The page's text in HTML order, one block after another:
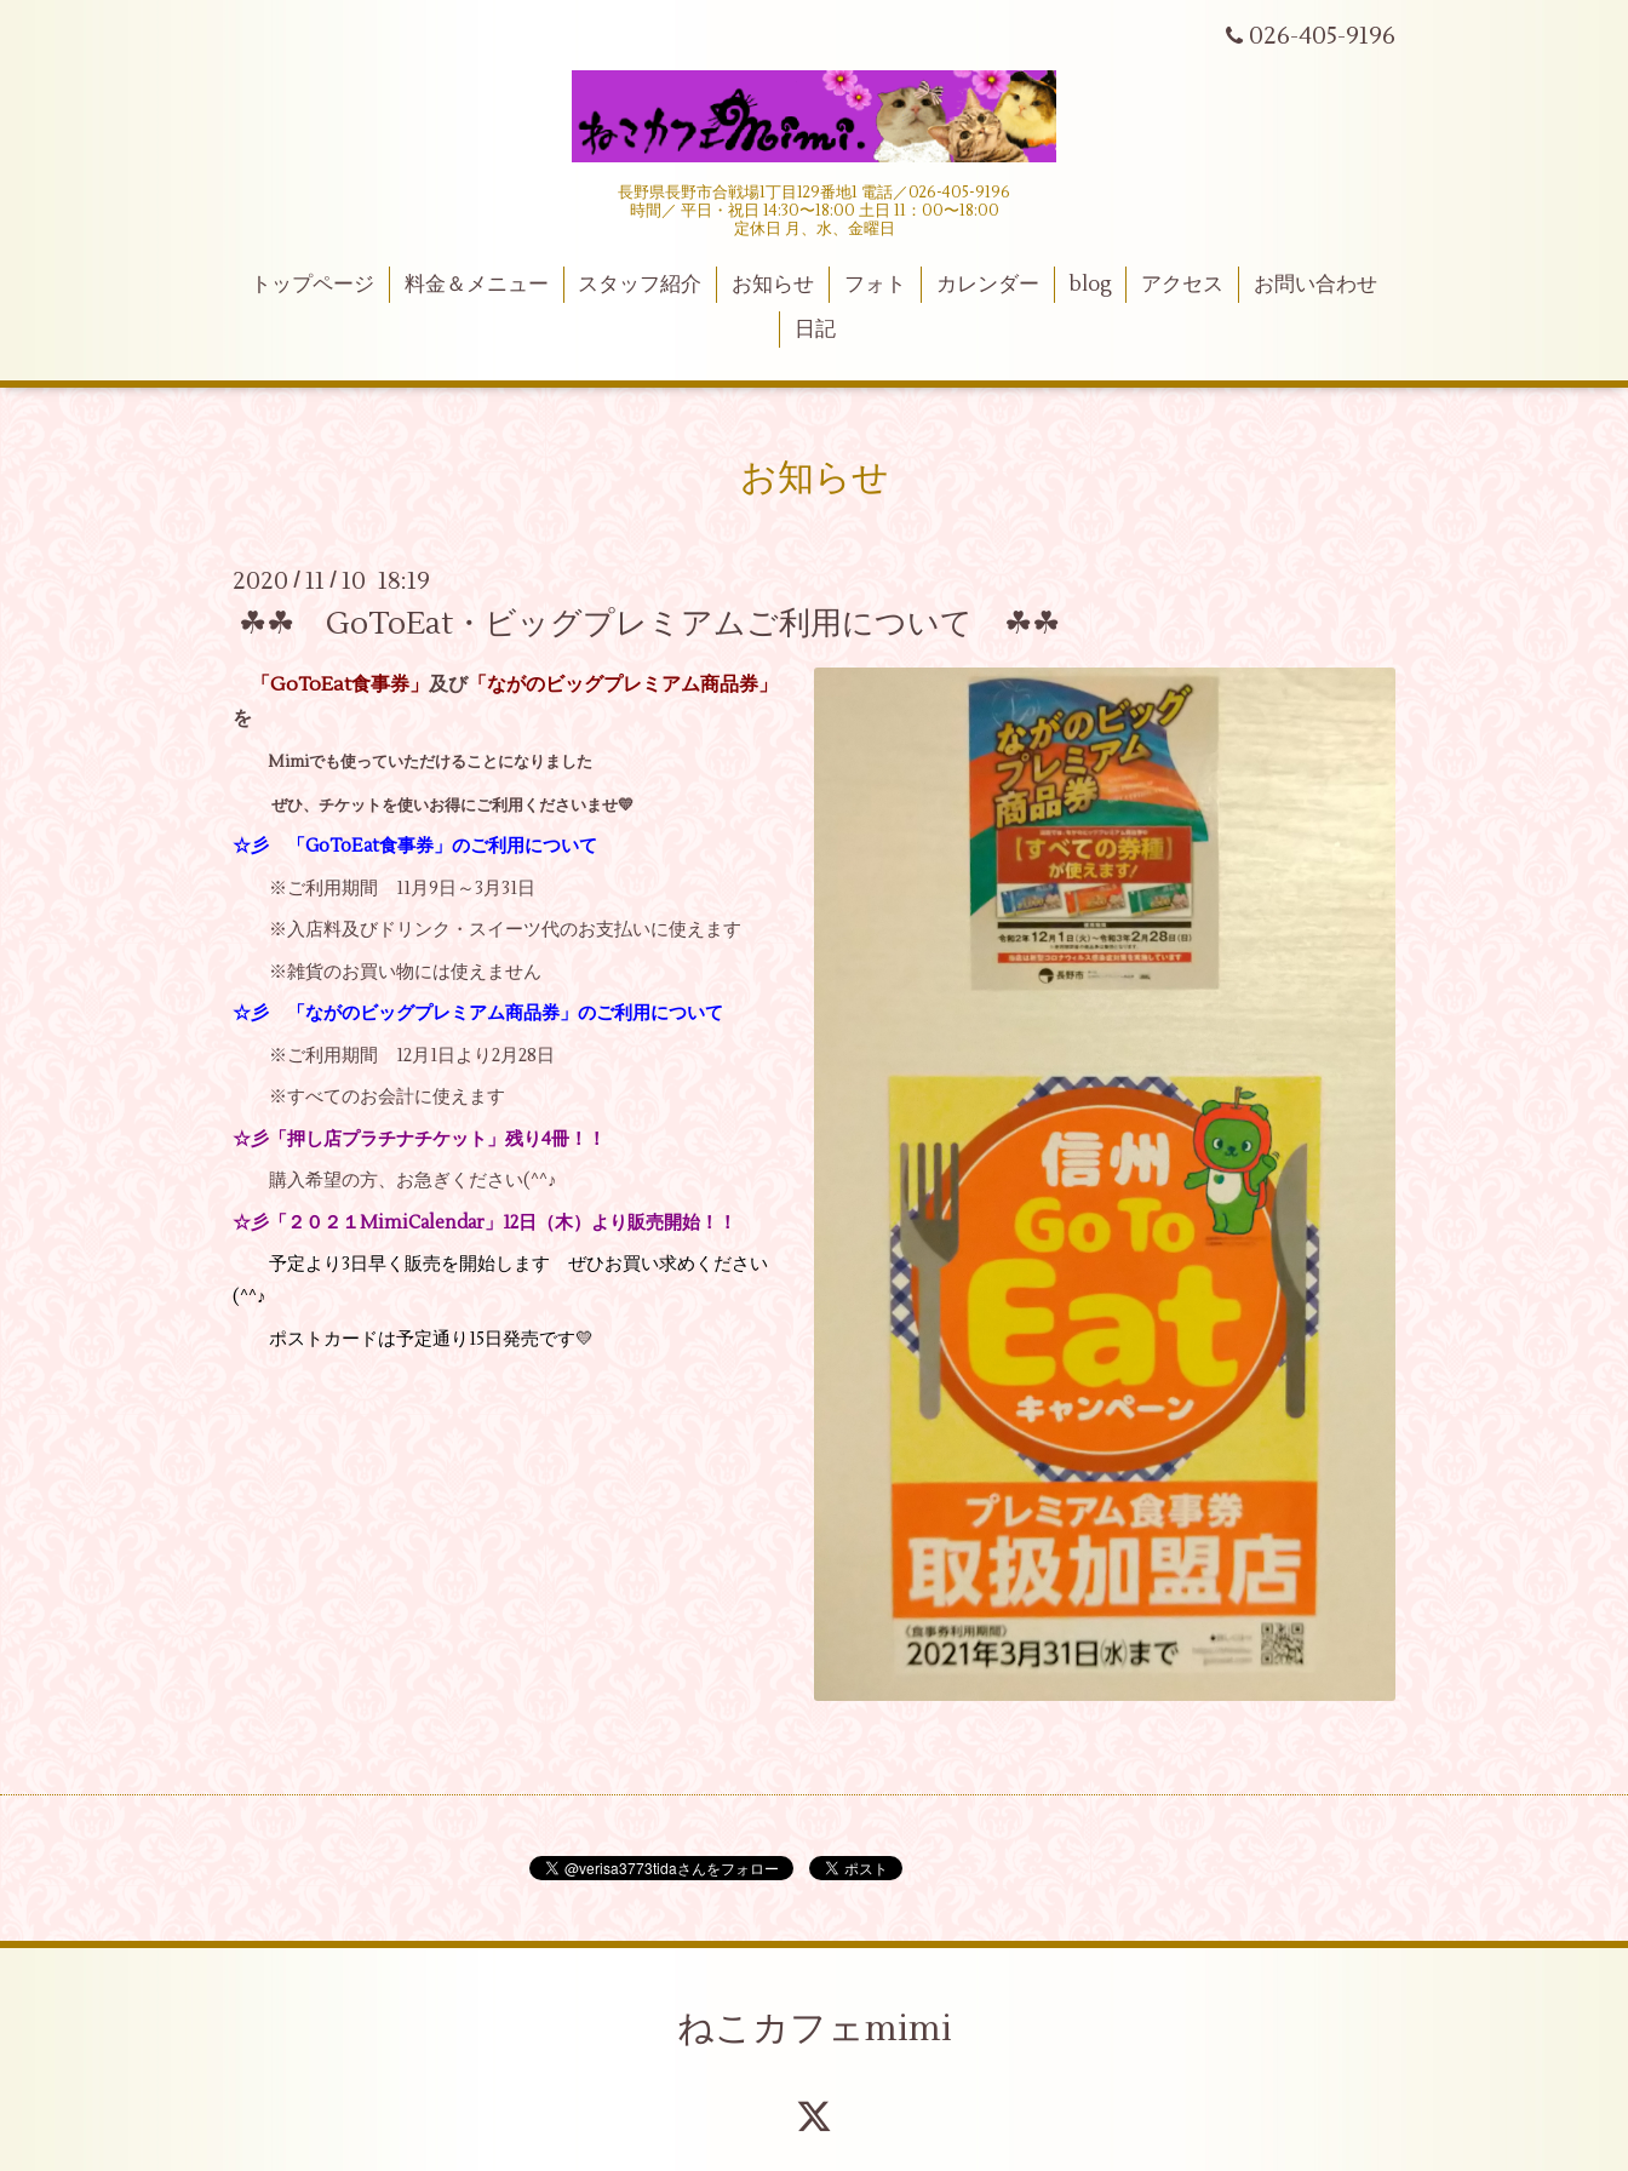
026-405-9196
長野県長野市合戦場1丁目129番地1 電話／026-405-9196
時間／ 平日・祝日 14:30〜18:00 土日 11：00〜18:00
定休日 月、水、金曜日
トップページ 料金＆メニュー スタッフ紹介 お知らせ フォト カレンダー blog アクセス
お問い合わせ
日記
お知らせ
2020 / 11 / 10 18:19
☘☘ GoToEat・ビッグプレミアムご利用について ☘☘
「GoToEat食事券」 及び「ながのビッグプレミアム商品券」
を
Mimiでも使っていただけることになりました
ぜひ、チケットを使いお得にご利用くださいませ💛
☆彡 「GoToEat食事券」のご利用について
※ご利用期間 11月9日～3月31日
※入店料及びドリンク・スイーツ代のお支払いに使えます
※雑貨のお買い物には使えません
☆彡 「ながのビッグプレミアム商品券」のご利用について
※ご利用期間 12月1日より2月28日
※すべてのお会計に使えます
☆彡「押し店プラチナチケット」残り4冊！！
購入希望の方、お急ぎください(^^♪
☆彡「２０２１MimiCalendar」12日（木）より販売開始！！
予定より3日早く販売を開始します ぜひお買い求めください
(^^♪
ポストカードは予定通り15日発売です💛
ねこカフェmimi